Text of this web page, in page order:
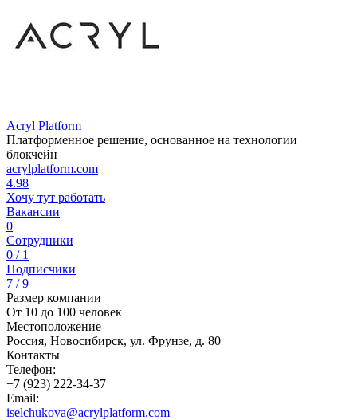
Acryl Platform
Платформенное решение, основанное на технологии
блокчейн
acrylplatform.com
4.98
Хочу тут работать
Вакансии
0
Сотрудники
0 / 1
Подписчики
7 / 9
Размер компании
От 10 до 100 человек
Местоположение
Россия, Новосибирск, ул. Фрунзе, д. 80
Контакты
Телефон:
+7 (923) 222-34-37
Email:
iselchukova@acrylplatform.com